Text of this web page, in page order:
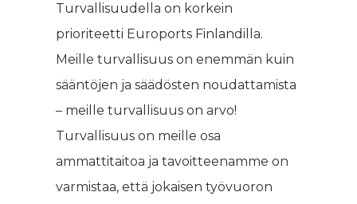
Turvallisuudella on korkein
prioriteetti Euroports Finlandilla.
Meille turvallisuus on enemmän kuin
sääntöjen ja säädösten noudattamista
– meille turvallisuus on arvo!
Turvallisuus on meille osa
ammattitaitoa ja tavoitteenamme on
varmistaa, että jokaisen työvuoron